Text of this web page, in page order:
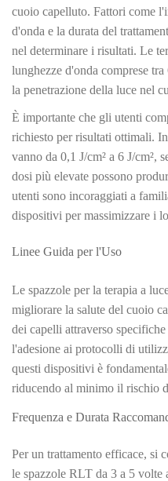
cuoio capelluto. Fattori come
d'onda e la durata del
nel determinare i risultati. Le
lunghezze d'onda comprese
la penetrazione della luce nel
È importante che gli utenti
richiesto per risultati ottimali.
vanno da 0,1 J/cm² a 6 J/cm²,
dosi più elevate possono
utenti sono incoraggiati a
dispositivi per massimizzare i
Linee Guida per l'Uso
Le spazzole per la terapia a
migliorare la salute del cuoio
dei capelli attraverso
l'adesione ai protocolli di
questi dispositivi è
riducendo al minimo il rischio
Frequenza e Durata
Per un trattamento efficace, si
le spazzole RLT da 3 a 5 volte